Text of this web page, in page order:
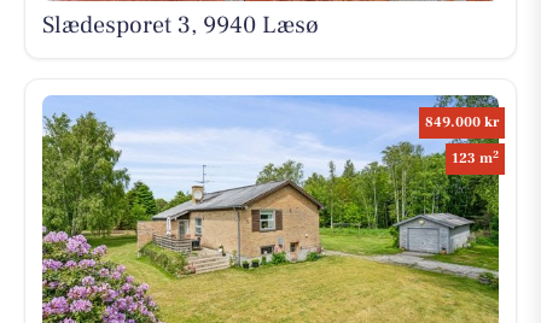
Slædesporet 3, 9940 Læsø
849.000 kr
123 m2